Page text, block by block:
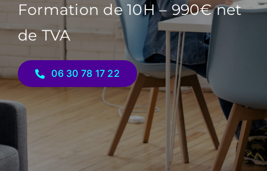
Formation de 10H – 990€ net
de TVA
06 30 78 17 22